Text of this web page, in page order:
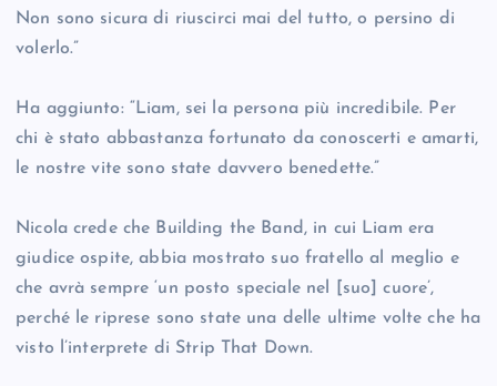
Non sono sicura di riuscirci mai del tutto, o persino di
volerlo.”
Ha aggiunto: “Liam, sei la persona più incredibile. Per
chi è stato abbastanza fortunato da conoscerti e amarti,
le nostre vite sono state davvero benedette.”
Nicola crede che Building the Band, in cui Liam era
giudice ospite, abbia mostrato suo fratello al meglio e
che avrà sempre ‘un posto speciale nel [suo] cuore’,
perché le riprese sono state una delle ultime volte che ha
visto l’interprete di Strip That Down.